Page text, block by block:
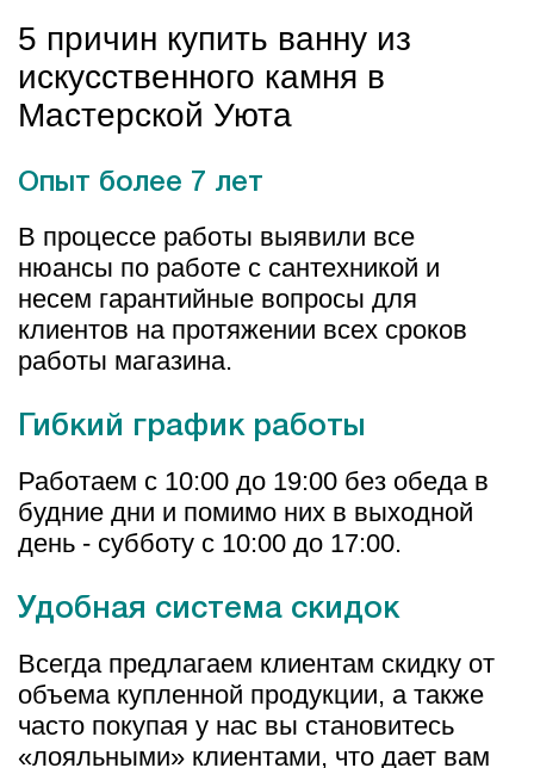
5 причин купить ванну из
искусственного камня в
Мастерской Уюта
Опыт более 7 лет
В процессе работы выявили все
нюансы по работе с сантехникой и
несем гарантийные вопросы для
клиентов на протяжении всех сроков
работы магазина.
Гибкий график работы
Работаем с 10:00 до 19:00 без обеда в
будние дни и помимо них в выходной
день - субботу с 10:00 до 17:00.
Удобная система скидок
Всегда предлагаем клиентам скидку от
объема купленной продукции, а также
часто покупая у нас вы становитесь
«лояльными» клиентами, что дает вам